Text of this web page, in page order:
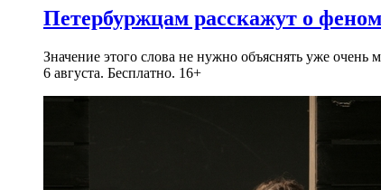
Петербуржцам расскажут о
Значение этого слова не нужно объяснять уже
6 августа. Бесплатно. 16+